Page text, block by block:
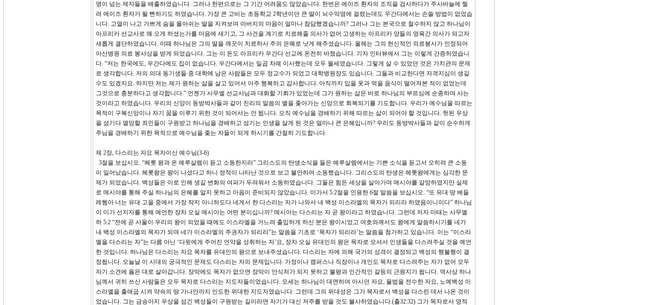
명이 넘는 제자들을 배출하였습니다. 그러나 한편으로는 그 기간 어려움도 많았습니다. 한번은 에이즈 환자의 조직을 검사하다가 주사바늘에 찔
려 에이즈 환자가 될 뻔하기도 하였습니다. 가장 큰 고비는 초등학교 2학년이던 큰 딸이 뇌수막염에 걸렸는데도 우간다에서는 손쓸 방법이 없었습
니다. 고열이 나고 가쁘게 숨을 몰아쉬는 딸을 지켜보며 아버지의 마음이 얼마나 참담했겠습니까? 그러나 그는 본국으로 철수하지 않고 하나님이
아프리카 선교사로 왜 오게 하셨는가를 마음에 새기고, 그 사건을 계기로 치료해줄 의사가 없어 고생하는 아프리카 양들의 영육간 의사가 되고자
새롭게 결단하였습니다. 이때 하나님은 그의 딸을 깨끗이 치료하사 주의 은혜로 낫게 해주셨습니다. 올해는 그의 헌신적인 의료봉사가 인정되어
아산병원 의료 봉사상을 받게 되었습니다. 그는 이 돈도 아프리카 우간다 선교에 온전히 바쳤습니다. 기자 인터뷰에서 그는 이렇게 간증하였습니
다. “저는 한국에도, 우간다에도 집이 없습니다. 우간다에서는 일곱 차례 이사했는데 모두 월세였습니다. 그렇게 살 수 있었던 것은 가치관의 문제
로 생각합니다. 저의 의대 동기생들 중 대학에 남은 사람들은 모두 정교수가 되었고 대학병원장도 있습니다. 그들과 비교한다면 자격지심이 생길
수도 있겠지요. 하지만 저는 제가 원하는 삶을 살고 있어서 아주 행복하고 감사합니다. 아직까지 입을 옷과 먹을 음식이 떨어져본 적이 없었는데
그것으로 충분하다고 생각합니다.” 언젠가 사무엘 선교사님과 대화할 기회가 있었는데 그가 원하는 삶은 바로 하나님의 부르심에 순종하여 사는
것이라고 하였습니다. 우리의 신앙이 동방박사들과 같이 진리의 말씀의 별을 좇아가는 신앙으로 회복되기를 기도합니다. 우리가 예수님을 따르는
목적이 구복신앙이나 자기 꿈을 이루기 위한 것이 되어서는 안 됩니다. 오직 예수님을 경배하기 위해 따르는 삶이 되어야 할 것입니다. 헛된 우상
을 섬기다 멸망할 죄인들이 구원받고 하나님을 경배하고 섬기는 인생을 살게 된 것은 얼마나 큰 은혜입니까? 우리도 동방박사들과 같이 순수하게
주님을 경배하기 위한 목적으로 예수님을 좇는 자들이 되게 하시기를 간절히 기도합니다.
제 2장, 다스리는 자요 목자이신 예수님(3-6)
3절을 보십시오. “헤롯 왕과 온 예루살렘이 듣고 소동한지라” 그리스도의 탄생소식을 들은 예루살렘에서는 기쁜 소식을 듣고서 오히려 큰 소동
이 일어났습니다. 헤롯왕은 왕이 나셨다고 하니 정적이 나타난 것으로 보고 불안하여 소동했습니다. 그리스도의 탄생은 헤롯왕에게는 심각한 문
제가 되었습니다. 백성들은 이로 인해 생길 변화의 여파가 두려워서 소동하였습니다. 그들은 힘든 세상을 살아가며 메시야를 갈망하였지만 실제
로 메시야를 통해 주실 하나님의 은혜를 알지 못하고 마음이 준비되지 않았습니다. 미가서 5:2절을 인용한 6절 말씀을 보십시오. “또 유대 땅 베들
레헴아 너는 유대 고을 중에서 가장 작지 아니하도다 네게서 한 다스리는 자가 나와서 내 백성 이스라엘의 목자가 되리라 하였음이니이다” 하나님
이 미가 선지자를 통해 예언한 장차 오실 메시아는 어떤 분이십니까? 메시아는 다스리는 자 곧 왕이라고 하였습니다. 그런데 저자 마태는 사무엘
하 5:2 “전에 곧 사울이 우리의 왕이 되었을 때에도 이스라엘을 거느려 출입하게 하신 분은 왕이시었고 여호와께서도 왕에게 말씀하시기를 네가
내 백성 이스라엘의 목자가 되며 네가 이스라엘의 주권자가 되리라”는 말씀을 기초로 ‘목자가 되리라’는 말씀을 첨가하고 있습니다. 이는 “이스라
엘을 다스리는 자”는 다름 아닌 ‘다윗에게 주어진 언약을 성취하는 자’요, 장차 오실 유대인의 왕은 목자로 오셔서 인생들을 다스려주실 것을 예언
한 것입니다. 하나님은 다스리는 자요 목자를 유대인의 왕으로 보내주셨습니다. 다스리는 자에 의해 국가의 성격이 결정되고 백성의 행불행이 결
정됩니다. 오늘날 이 시대의 궁극적인 문제도 다스리는 자의 문제입니다. 가정이나 캠퍼스나 직장이나 개인도 목자로 다스려주는 자가 없어 모두
자기 소견에 옳은 대로 살아갑니다. 장막에도 목자가 없으면 장막이 안식처가 되지 못하고 불평과 인간적인 갈등의 근원지가 됩니다. 역사상 하나
님께서 귀히 쓰신 사람들은 모두 목자로 다스리는 지도자들이었습니다. 모세는 하나님이 대면하여 아시던 자요, 율법을 전수한 자요, 노예백성 이
스라엘을 출애굽 시켜 약속의 땅 가나안까지 인도한 위대한 지도자였습니다. 그런데 그의 위대성은 그가 목자로서 백성을 다스린 데서 나온 것이
었습니다. 그는 금송아지 우상을 섬긴 백성들이 구원받는 길이라면 자기가 대신 저주를 받을 것도 불사하였습니다.(출32:32) 그가 목자로서 영적